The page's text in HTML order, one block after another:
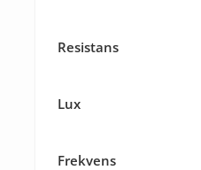
Resistans
Lux
Frekvens